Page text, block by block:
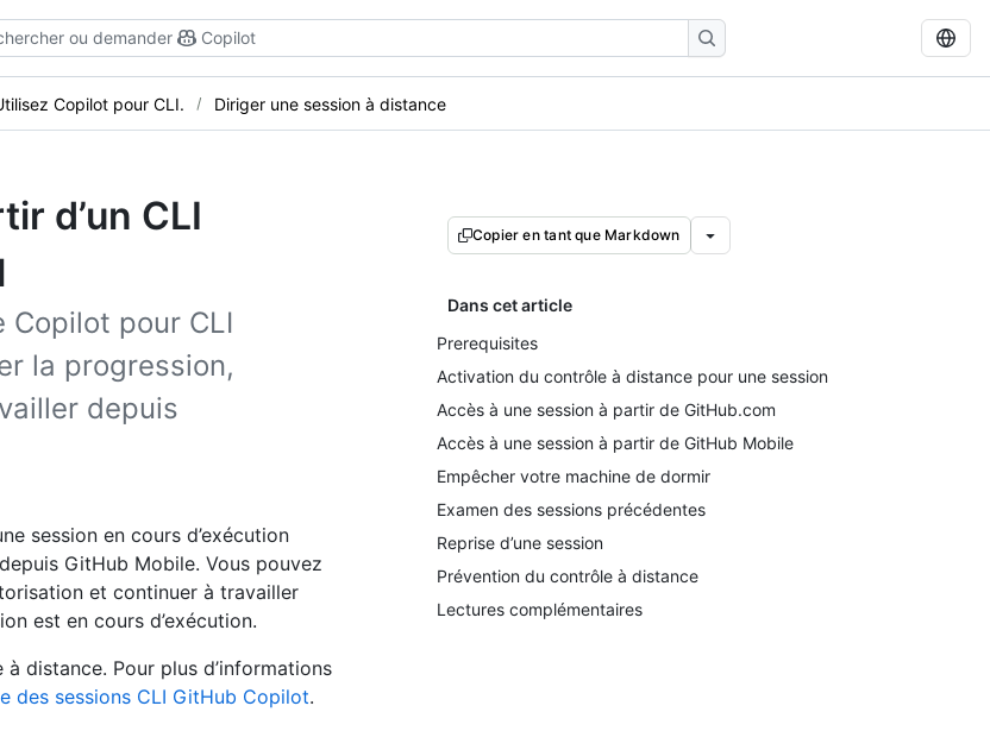
ou demander Copilot
Copilot pour CLI. Diriger une session à distance
d’un CLI
pour CLI
la progression,
depuis
Copier en tant que Markdown
Dans cet article
Prerequisites
Activation du contrôle à distance pour une session
Accès à une session à partir de GitHub.com
Accès à une session à partir de GitHub Mobile
Empêcher votre machine de dormir
Examen des sessions précédentes
Reprise d’une session
Prévention du contrôle à distance
Lectures complémentaires
session en cours d’exécution
GitHub Mobile. Vous pouvez
et continuer à travailler
est en cours d’exécution.
distance. Pour plus d’informations
des sessions CLI GitHub Copilot.